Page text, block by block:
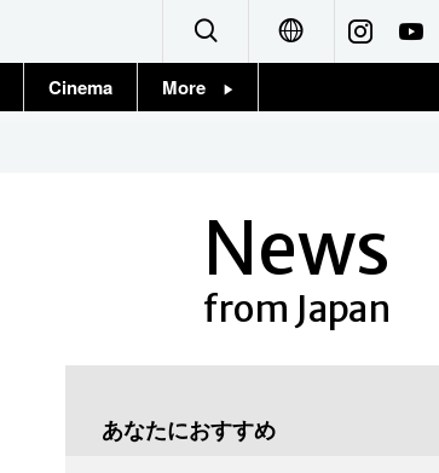
Français
Cinema More
News
from Japan
あなたにおすすめ